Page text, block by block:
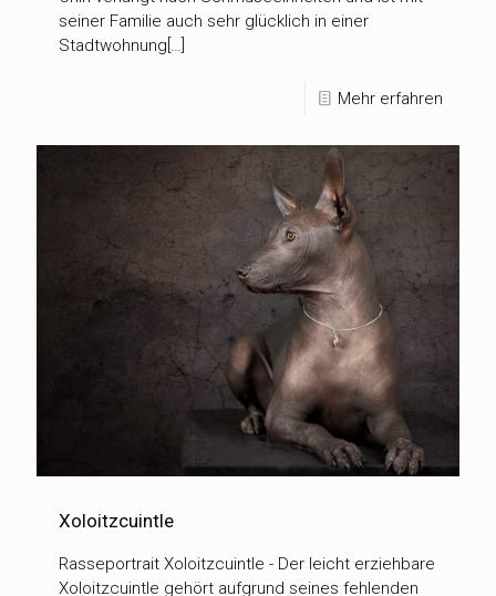
seiner Familie auch sehr glücklich in einer
Stadtwohnung[…]
Mehr erfahren
Xoloitzcuintle
Rasseportrait Xoloitzcuintle - Der leicht erziehbare
Xoloitzcuintle gehört aufgrund seines fehlenden